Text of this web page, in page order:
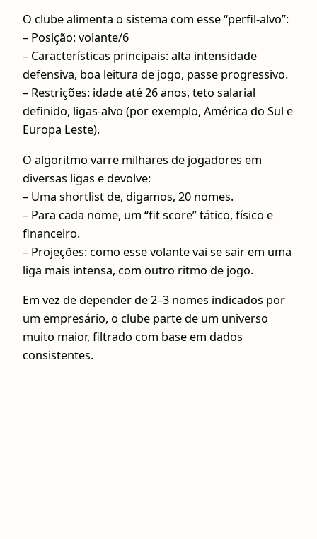
O clube alimenta o sistema com esse “perfil-alvo”:
– Posição: volante/6
– Características principais: alta intensidade
defensiva, boa leitura de jogo, passe progressivo.
– Restrições: idade até 26 anos, teto salarial
definido, ligas-alvo (por exemplo, América do Sul e
Europa Leste).
O algoritmo varre milhares de jogadores em
diversas ligas e devolve:
– Uma shortlist de, digamos, 20 nomes.
– Para cada nome, um “fit score” tático, físico e
financeiro.
– Projeções: como esse volante vai se sair em uma
liga mais intensa, com outro ritmo de jogo.
Em vez de depender de 2–3 nomes indicados por
um empresário, o clube parte de um universo
muito maior, filtrado com base em dados
consistentes.